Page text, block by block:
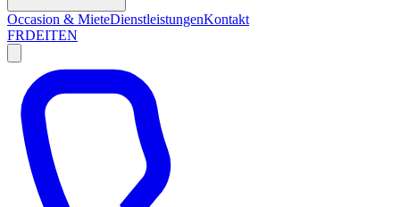
Occasion & MieteDienstleistungenKontakt
FRDEITEN